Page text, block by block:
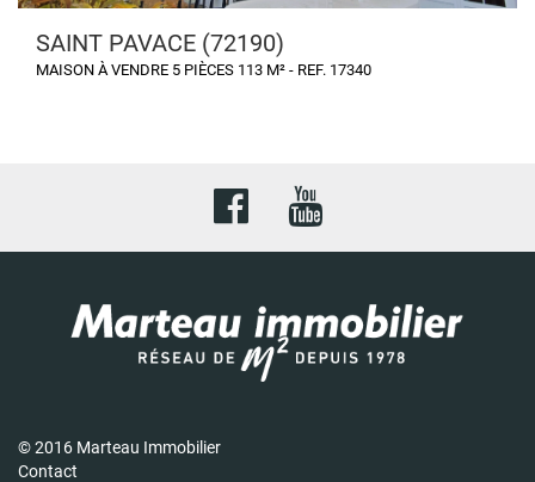
SAINT PAVACE (72190)
MAISON À VENDRE 5 PIÈCES 113 M² - REF. 17340
© 2016 Marteau Immobilier
Contact